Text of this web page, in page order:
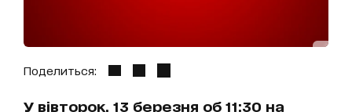
Поделиться:
У вівторок, 13 березня об 11:30 на